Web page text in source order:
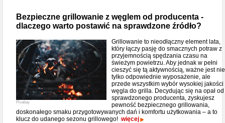
Bezpieczne grillowanie z węglem od producenta -
dlaczego warto postawić na sprawdzone źródło?
Pixabay
Grillowanie to nieodłączny element lata,
który łączy pasję do smacznych potraw z
przyjemnością spędzania czasu na
świeżym powietrzu. Aby jednak w pełni
cieszyć się tą aktywnością, ważne jest nie
tylko odpowiednie wyposażenie, ale
przede wszystkim wybór wysokiej jakości
węgla do grilla. Decydując się na opał od
sprawdzonego producenta, zyskujesz
pewność bezpiecznego grillowania,
doskonałego smaku przygotowywanych dań i komfortu użytkowania – a to
klucz do udanego sezonu grillowego! więcej